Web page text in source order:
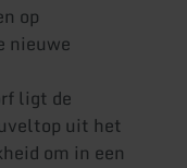
op
nieuwe
ligt de
uit het
om in een